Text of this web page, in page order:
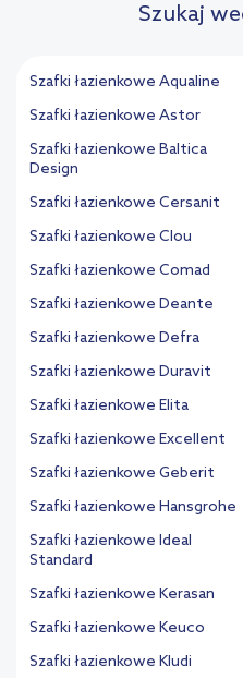
Szukaj
Szafki łazienkowe Aqualine
Szafki łazienkowe Astor
Szafki łazienkowe Baltica
Design
Szafki łazienkowe Cersanit
Szafki łazienkowe Clou
Szafki łazienkowe Comad
Szafki łazienkowe Deante
Szafki łazienkowe Defra
Szafki łazienkowe Duravit
Szafki łazienkowe Elita
Szafki łazienkowe Excellent
Szafki łazienkowe Geberit
Szafki łazienkowe Hansgrohe
Szafki łazienkowe Ideal
Standard
Szafki łazienkowe Kerasan
Szafki łazienkowe Keuco
Szafki łazienkowe Kludi